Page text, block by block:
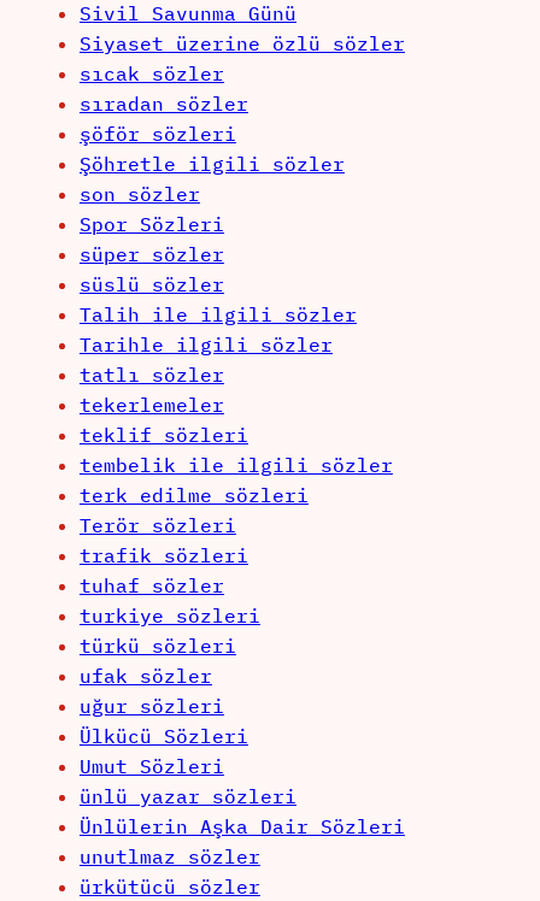
Sivil Savunma Günü
Siyaset üzerine özlü sözler
sıcak sözler
sıradan sözler
şöför sözleri
Şöhretle ilgili sözler
son sözler
Spor Sözleri
süper sözler
süslü sözler
Talih ile ilgili sözler
Tarihle ilgili sözler
tatlı sözler
tekerlemeler
teklif sözleri
tembelik ile ilgili sözler
terk edilme sözleri
Terör sözleri
trafik sözleri
tuhaf sözler
turkiye sözleri
türkü sözleri
ufak sözler
uğur sözleri
Ülkücü Sözleri
Umut Sözleri
ünlü yazar sözleri
Ünlülerin Aşka Dair Sözleri
unutlmaz sözler
ürkütücü sözler